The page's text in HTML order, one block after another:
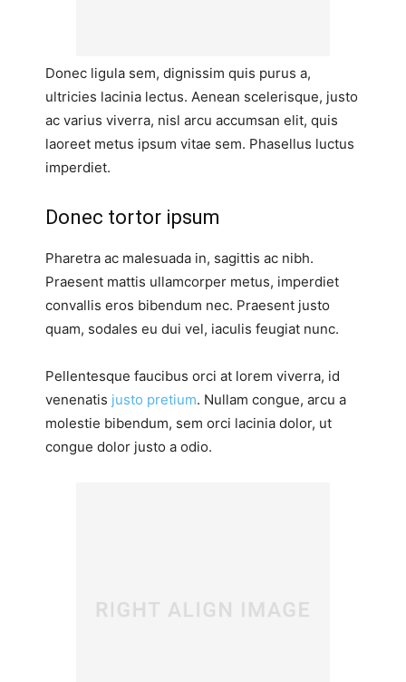
Donec ligula sem, dignissim quis purus a,
ultricies lacinia lectus. Aenean scelerisque, justo
ac varius viverra, nisl arcu accumsan elit, quis
laoreet metus ipsum vitae sem. Phasellus luctus
imperdiet.
Donec tortor ipsum
Pharetra ac malesuada in, sagittis ac nibh.
Praesent mattis ullamcorper metus, imperdiet
convallis eros bibendum nec. Praesent justo
quam, sodales eu dui vel, iaculis feugiat nunc.
Pellentesque faucibus orci at lorem viverra, id
venenatis justo pretium. Nullam congue, arcu a
molestie bibendum, sem orci lacinia dolor, ut
congue dolor justo a odio.